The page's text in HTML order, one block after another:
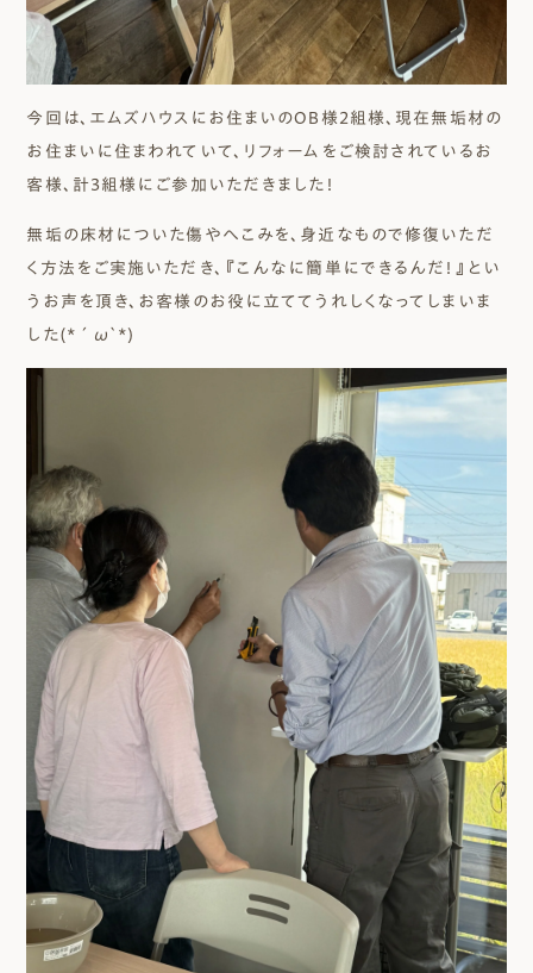
今回は、エムズハウスにお住まいのOB様２組様、現在無垢材の
お住まいに住まわれていて、リフォームをご検討されているお
客様、計3組様にご参加いただきました！
無垢の床材についた傷やへこみを、身近なもので修復いただ
く方法をご実施いただき、『こんなに簡単にできるんだ！』とい
うお声を頂き、お客様のお役に立ててうれしくなってしまいま
した(*´ω`*)